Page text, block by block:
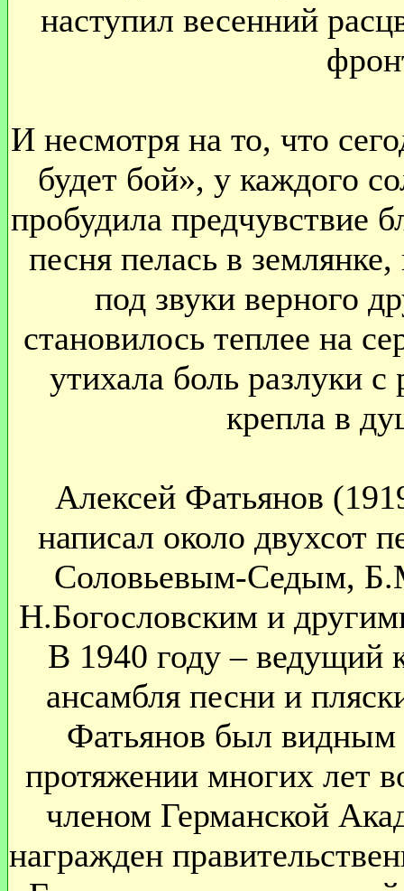
наступил весенний
И несмотря на то, что
будет бой», у каждого
пробудила предчувствие
песня пелась в
под звуки верного
становилось теплее на
утихала боль разлуки
крепла в
Алексей Фатьянов
написал около двухсот
Соловьевым-Седым,
Н.Богословским и
В 1940 году – ведущий
ансамбля песни и
Фатьянов был видным
протяжении многих лет
членом Германской
награжден